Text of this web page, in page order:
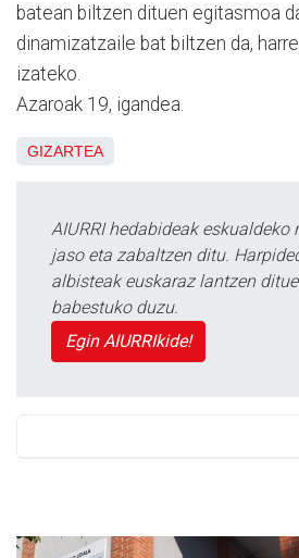
batean biltzen dituen egitasmoa
dinamizatzaile bat biltzen da,
izateko.
Azaroak 19, igandea.
GIZARTEA
AIURRI hedabideak eskualdeko
jaso eta zabaltzen ditu.
albisteak euskaraz lantzen
babestuko duzu.
Egin AIURRIkide!